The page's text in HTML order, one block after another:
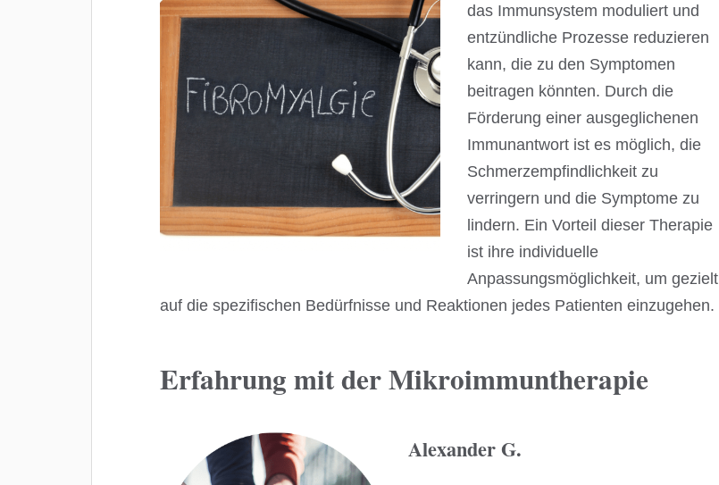
das Immunsystem moduliert und
entzündliche Prozesse reduzieren
kann, die zu den Symptomen
beitragen könnten. Durch die
Förderung einer ausgeglichenen
Immunantwort ist es möglich, die
Schmerzempfindlichkeit zu
verringern und die Symptome zu
lindern. Ein Vorteil dieser Therapie
ist ihre individuelle
Anpassungsmöglichkeit, um gezielt
auf die spezifischen Bedürfnisse und Reaktionen jedes Patienten einzugehen.
Erfahrung mit der Mikroimmuntherapie
Alexander G.